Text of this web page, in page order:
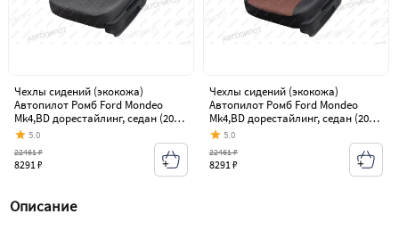
Чехлы сидений (экокожа)
Автопилот Ромб Ford Mondeo
Mk4,BD дорестайлинг, седан (2007-
2010)
5.0
8291 ₽
22461 ₽
Чехлы сидений (экокожа)
Автопилот Ромб Ford Mondeo
Mk4,BD дорестайлинг, седан (2007-
2010)
5.0
8291 ₽
22461 ₽
Описание